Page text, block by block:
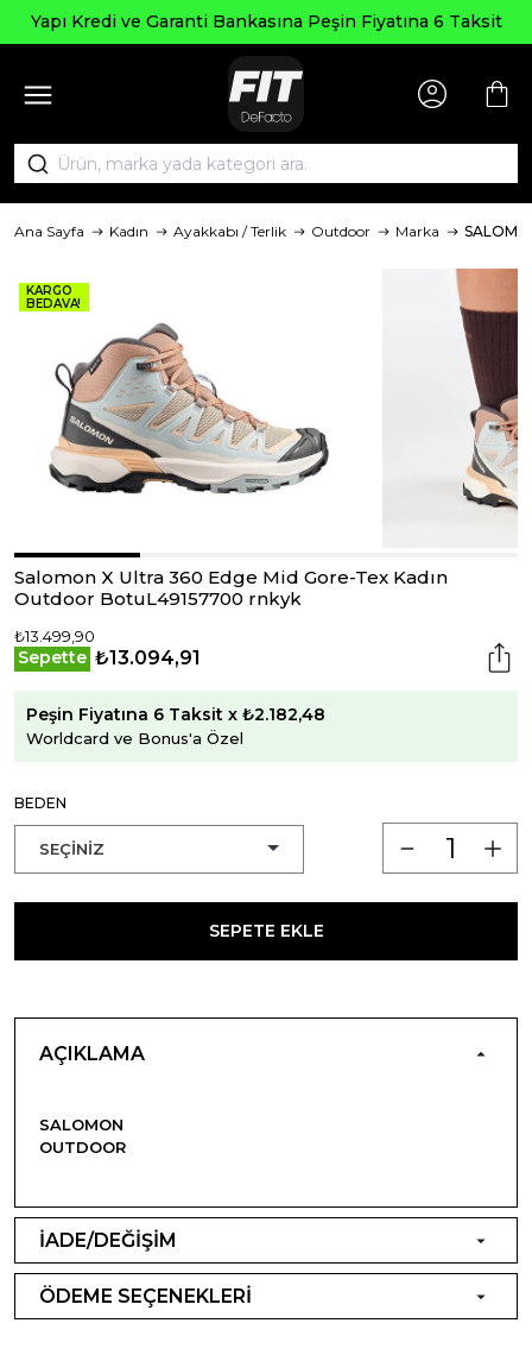
Yapı Kredi ve Garanti Bankasına Peşin Fiyatına 6 Taksit
Ana Sayfa Kadın Ayakkabı / Terlik Outdoor Marka
KARGO
BEDAVA!
Salomon X Ultra 360 Edge Mid Gore-Tex Kadın
Outdoor BotuL49157700 rnkyk
₺13.499,90
Sepette ₺13.094,91
Peşin Fiyatına 6 Taksit x ₺2.182,48
Worldcard ve Bonus'a Özel
BEDEN
SEPETE EKLE
AÇIKLAMA
SALOMON
OUTDOOR
İADE/DEĞİŞİM
ÖDEME SEÇENEKLERİ